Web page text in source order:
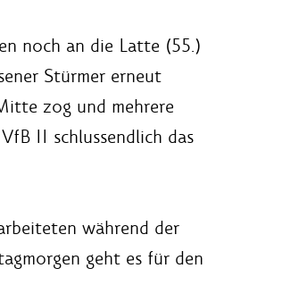
noch an die Latte (55.)
Stürmer erneut
zog und mehrere
II schlussendlich das
während der
geht es für den